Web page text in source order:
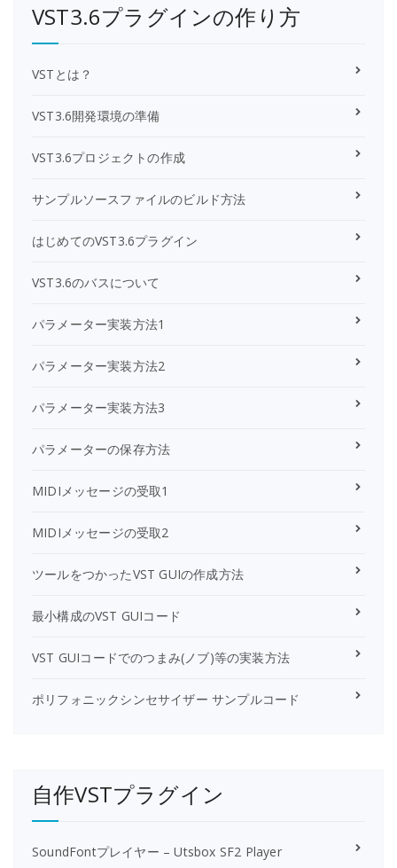
VST3.6プラグインの作り方
VSTとは？
VST3.6開発環境の準備
VST3.6プロジェクトの作成
サンプルソースファイルのビルド方法
はじめてのVST3.6プラグイン
VST3.6のバスについて
パラメーター実装方法1
パラメーター実装方法2
パラメーター実装方法3
パラメーターの保存方法
MIDIメッセージの受取1
MIDIメッセージの受取2
ツールをつかったVST GUIの作成方法
最小構成のVST GUIコード
VST GUIコードでのつまみ(ノブ)等の実装方法
ポリフォニックシンセサイザー サンプルコード
自作VSTプラグイン
SoundFontプレイヤー – Utsbox SF2 Player